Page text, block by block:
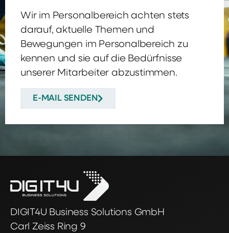
Wir im Personalbereich achten stets
darauf, aktuelle Themen und
Bewegungen im Personalbereich zu
kennen und sie auf die Bedürfnisse
unserer Mitarbeiter abzustimmen.
E-MAIL SENDEN
DIGIT4U Business Solutions GmbH
Carl Zeiss Ring 9